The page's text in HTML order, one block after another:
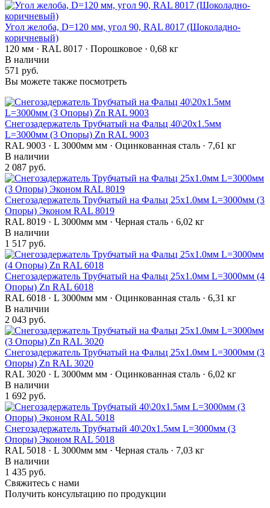
Угол желоба, D=120 мм, угол 90, RAL 8017 (Шоколадно-
коричневый)
120 мм · RAL 8017 · Порошковое · 0,68 кг
В наличии
571 руб.
Вы можете также посмотреть
Снегозадержатель Трубчатый на Фальц 40\20х1.5мм
L=3000мм (3 Опоры) Zn RAL 9003
RAL 9003 · L 3000мм мм · Оцинкованная сталь · 7,61 кг
В наличии
2 087 руб.
Снегозадержатель Трубчатый на Фальц 25х1.0мм L=3000мм (3
Опоры) Эконом RAL 8019
RAL 8019 · L 3000мм мм · Черная сталь · 6,02 кг
В наличии
1 517 руб.
Снегозадержатель Трубчатый на Фальц 25х1.0мм L=3000мм (4
Опоры) Zn RAL 6018
RAL 6018 · L 3000мм мм · Оцинкованная сталь · 6,31 кг
В наличии
2 043 руб.
Снегозадержатель Трубчатый на Фальц 25х1.0мм L=3000мм (3
Опоры) Zn RAL 3020
RAL 3020 · L 3000мм мм · Оцинкованная сталь · 6,02 кг
В наличии
1 692 руб.
Снегозадержатель Трубчатый 40\20х1.5мм L=3000мм (3
Опоры) Эконом RAL 5018
RAL 5018 · L 3000мм мм · Черная сталь · 7,03 кг
В наличии
1 435 руб.
Свяжитесь с нами
Получить консультацию по продукции